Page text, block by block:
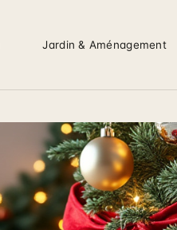
Jardin & Aménagement